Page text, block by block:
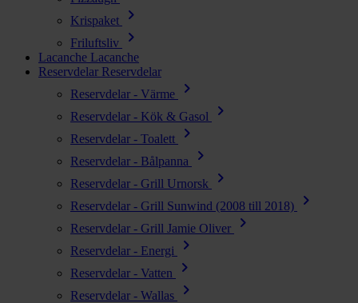
Krispaket chevron_right
Friluftsliv chevron_right
Lacanche Lacanche
Reservdelar Reservdelar
Reservdelar - Värme
chevron_right
Reservdelar - Kök & Gasol chevron_right
Reservdelar - Toalett chevron_right
Reservdelar - Bålpanna chevron_right
Reservdelar - Grill Urnorsk chevron_right
Reservdelar - Grill Sunwind (2008 till 2018) chevron_right
Reservdelar - Grill Jamie Oliver chevron_right
Reservdelar - Energi chevron_right
Reservdelar - Vatten chevron_right
Reservdelar - Wallas
chevron_right